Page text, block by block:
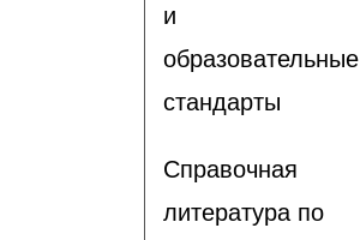
и
образовательные
стандарты
Справочная
литература по